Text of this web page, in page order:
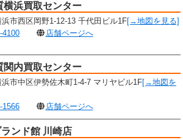
横浜買取センター
市西区岡野1-12-13 千代田ビル1F[→地図を見る]
4100
店舗ページへ
関内買取センター
市中区伊勢佐木町1-4-7 マリヤビル1F[→地図を
1566
店舗ページへ
ンド館 川崎店